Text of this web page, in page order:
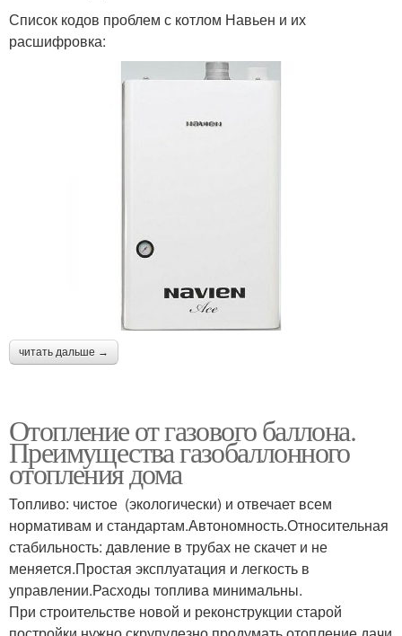
Список кодов проблем с котлом Навьен и их
расшифровка:
читать дальше →
Отопление от газового баллона.
Преимущества газобаллонного
отопления дома
Топливо: чистое (экологически) и отвечает всем
нормативам и стандартам.Автономность.Относительная
стабильность: давление в трубах не скачет и не
меняется.Простая эксплуатация и легкость в
управлении.Расходы топлива минимальны.
При строительстве новой и реконструкции старой